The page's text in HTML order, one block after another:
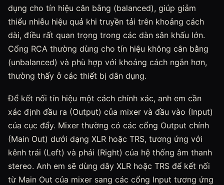
dụng cho tín hiệu cân bằng (balanced), giúp giảm
thiểu nhiễu hiệu quả khi truyền tải trên khoảng cách
dài, điều rất quan trọng trong các dàn sân khấu lớn.
Cổng RCA thường dùng cho tín hiệu không cân bằng
(unbalanced) và phù hợp với khoảng cách ngắn hơn,
thường thấy ở các thiết bị dân dụng.
Để kết nối tín hiệu một cách chính xác, anh em cần
xác định đầu ra (Output) của mixer và đầu vào (Input)
của cục đẩy. Mixer thường có các cổng Output chính
(Main Out) dưới dạng XLR hoặc TRS, tương ứng với
kênh trái (Left) và phải (Right) của hệ thống âm thanh
stereo. Anh em sẽ dùng dây XLR hoặc TRS để kết nối
từ Main Out của mixer sang các cổng Input tương ứng